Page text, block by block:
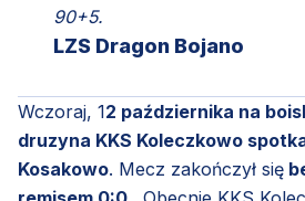
90+5.
LZS Dragon Bojano
Wczoraj, 12 października na
druzyna KKS Koleczkowo
Kosakowo. Mecz zakończył się